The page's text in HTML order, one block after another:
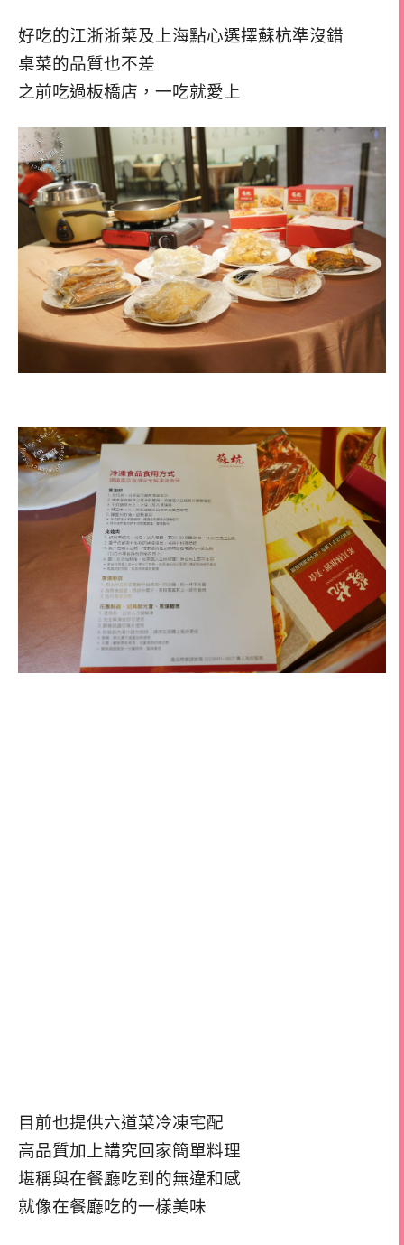
好吃的江浙浙菜及上海點心選擇蘇杭準沒錯
桌菜的品質也不差
之前吃過板橋店，一吃就愛上
目前也提供六道菜冷凍宅配
高品質加上講究回家簡單料理
堪稱與在餐廳吃到的無違和感
就像在餐廳吃的一樣美味